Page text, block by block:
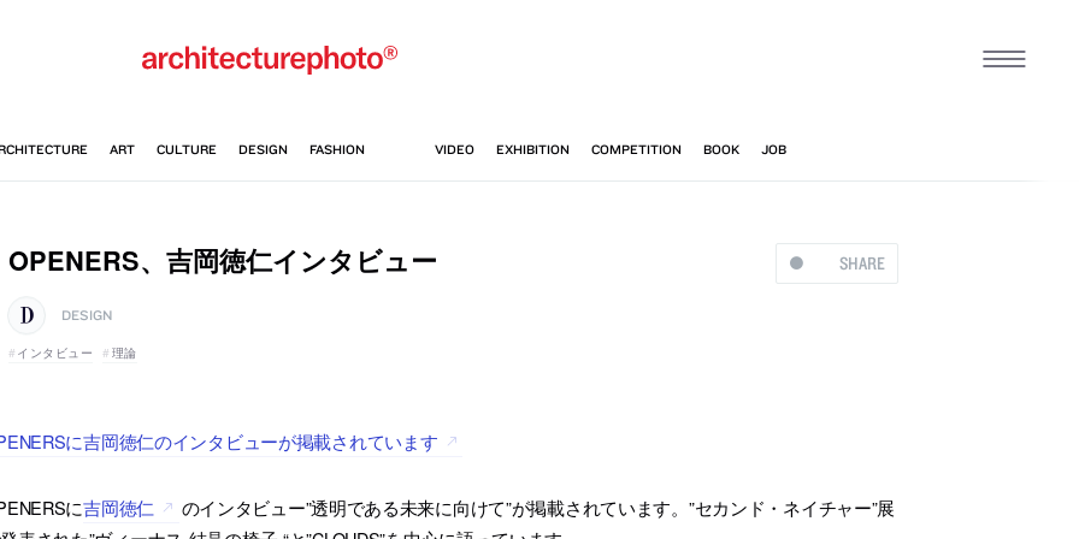
SHARE
OPENERS、吉岡徳仁インタビュー
DESIGN
インタビュー 理論
に吉岡徳仁のインタビューが掲載されています
に吉岡徳仁
のインタビュー”透明である未来に向けて”が掲載されています。”セカンド・ネイチャー”展